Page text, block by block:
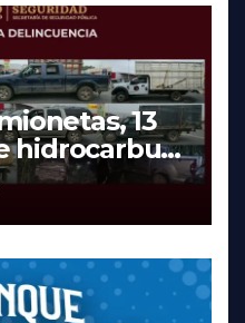
13
hidrocarburo
robados en